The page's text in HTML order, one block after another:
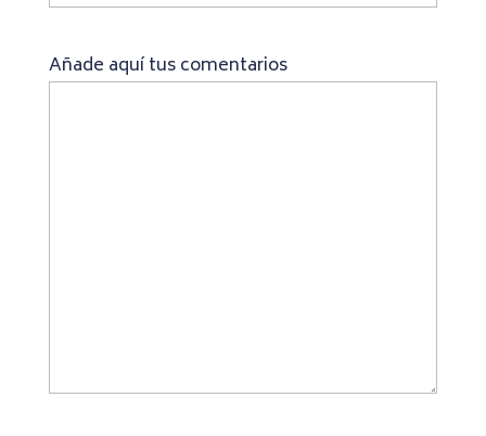
Añade aquí tus comentarios